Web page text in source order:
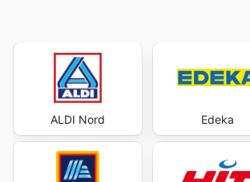
ALDI Nord Edeka